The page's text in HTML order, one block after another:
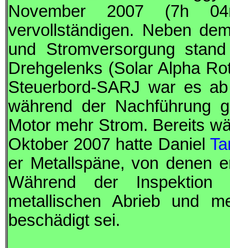
November 2007 (7h
vervollständigen. Neben
und Stromversorgung
Drehgelenks (Solar Alpha
Steuerbord-SARJ war es
während der Nachführung
Motor mehr Strom. Bereits
Oktober 2007 hatte Daniel
er Metallspäne, von denen
Während der
metallischen Abrieb und
beschädigt sei.